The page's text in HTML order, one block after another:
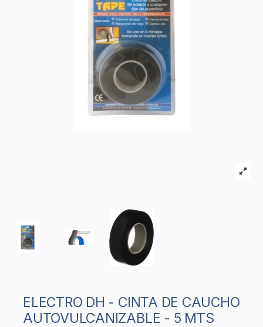
ELECTRO DH - CINTA DE CAUCHO
AUTOVULCANIZABLE - 5 MTS